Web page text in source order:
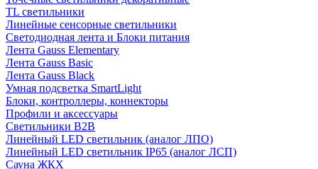
TL светильники
Линейные сенсорные светильники
Светодиодная лента и Блоки питания
Лента Gauss Elementary
Лента Gauss Basic
Лента Gauss Black
Умная подсветка SmartLight
Блоки, контроллеры, коннекторы
Профили и аксессуары
Светильники B2B
Линейный LED светильник (аналог ЛПО)
Линейный LED светильник IP65 (аналог ЛСП)
Сауна ЖКХ